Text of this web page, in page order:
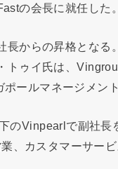
の会長に就任した。
からの昇格となる
ゥイ氏は、
ールマネージメン
のVinpearlで副社
、カスタマーサー